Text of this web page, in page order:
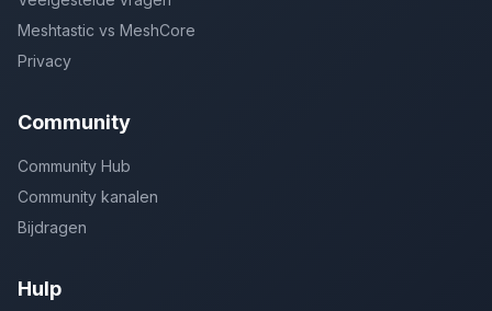
Meshtastic vs MeshCore
Privacy
Community
Community Hub
Community kanalen
Bijdragen
Hulp